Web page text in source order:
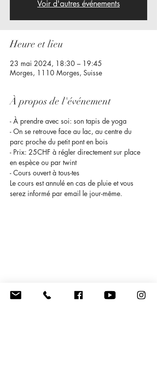
Voir d'autres événements
Heure et lieu
23 mai 2024, 18:30 – 19:45
Morges, 1110 Morges, Suisse
À propos de l'événement
- À prendre avec soi: son tapis de yoga
- On se retrouve face au lac, au centre du
parc proche du petit pont en bois
- Prix: 25CHF à régler directement sur place
en espèce ou par twint
- Cours ouvert à tous-tes
Le cours est annulé en cas de pluie et vous
serez informé par email le jour-même.
Nom